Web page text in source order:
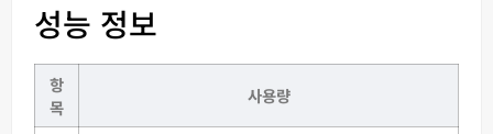
성능 정보
항
목
사용량